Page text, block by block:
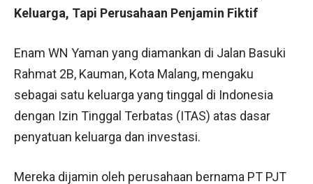
Keluarga, Tapi Perusahaan Penjamin Fiktif
Enam WN Yaman yang diamankan di Jalan Basuki
Rahmat 2B, Kauman, Kota Malang, mengaku
sebagai satu keluarga yang tinggal di Indonesia
dengan Izin Tinggal Terbatas (ITAS) atas dasar
penyatuan keluarga dan investasi.
Mereka dijamin oleh perusahaan bernama PT PJT